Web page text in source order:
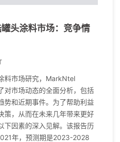
头涂料市场：竞争情
料市场研究，MarkNtel
对市场动态的全面分析，包括
势和近期事件。为了帮助利益
策，从而在未来几年带来更好
下因素的深入见解。该报告历
年，预测期是2023-2028